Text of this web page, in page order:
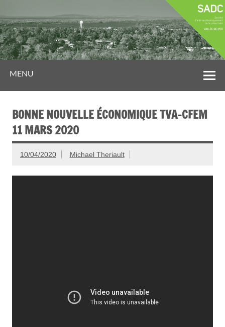
MENU
BONNE NOUVELLE ÉCONOMIQUE TVA-CFEM
11 MARS 2020
10/04/2020 Michael Theriault